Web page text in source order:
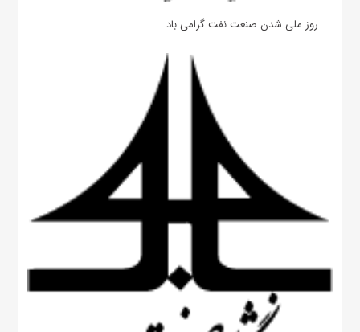
روز ملی شدن صنعت نفت گرامی باد.